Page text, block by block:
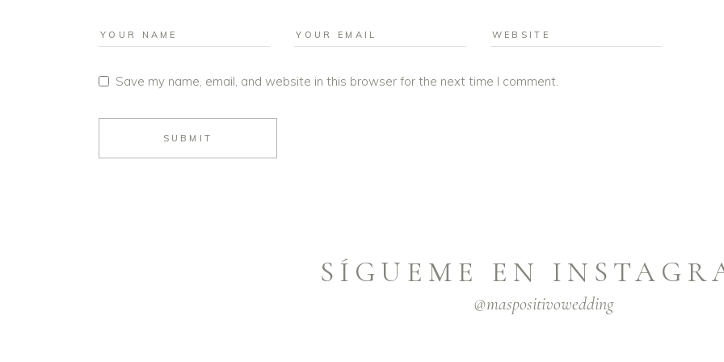
Save my name, email, and website in this browser for the next time I comment.
SUBMIT
SÍGUEME EN
@maspositivowedding